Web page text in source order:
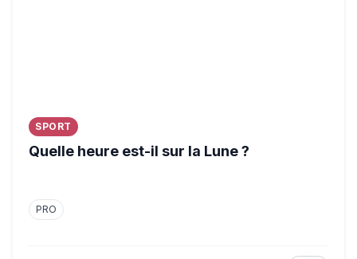
SPORT
Quelle heure est-il sur la Lune ?
PRO